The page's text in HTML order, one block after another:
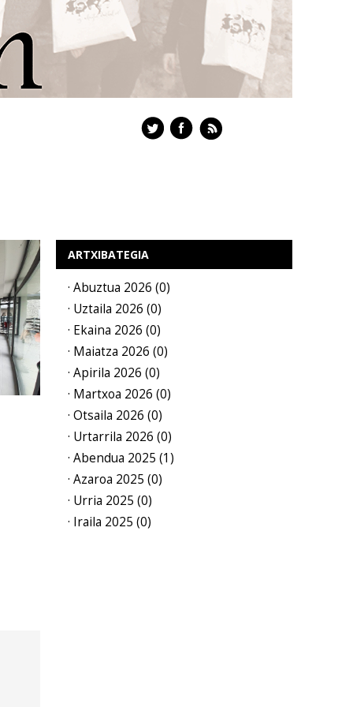
ARTXIBATEGIA
· Abuztua 2026 (0)
· Uztaila 2026 (0)
· Ekaina 2026 (0)
· Maiatza 2026 (0)
· Apirila 2026 (0)
· Martxoa 2026 (0)
· Otsaila 2026 (0)
· Urtarrila 2026 (0)
· Abendua 2025 (1)
· Azaroa 2025 (0)
· Urria 2025 (0)
· Iraila 2025 (0)